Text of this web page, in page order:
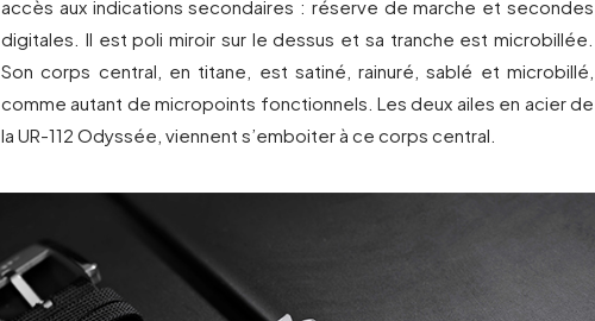
accès aux indications secondaires : réserve de marche et secondes
digitales. Il est poli miroir sur le dessus et sa tranche est microbillée.
Son corps central, en titane, est satiné, rainuré, sablé et microbillé,
comme autant de micropoints fonctionnels. Les deux ailes en acier de
la UR-112 Odyssée, viennent s’emboiter à ce corps central.